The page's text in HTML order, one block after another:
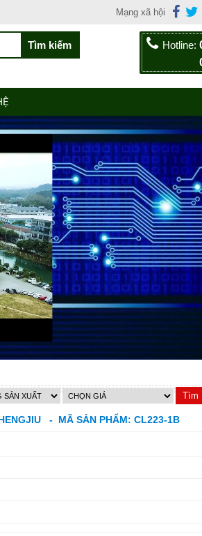
Mạng xã hội
Hotline:
- MÃ SẢN PHẨM: CL223-1B